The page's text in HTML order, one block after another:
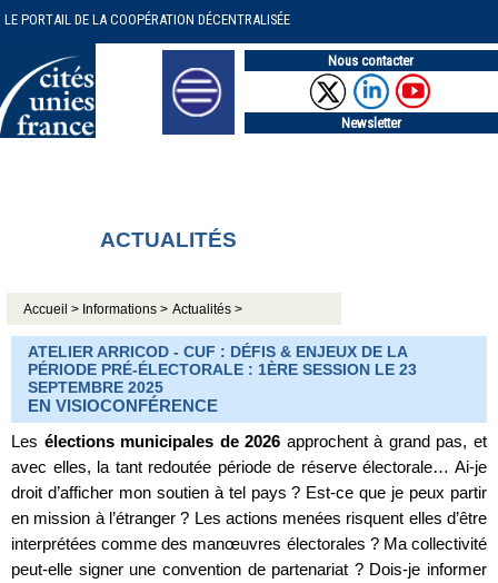
LE PORTAIL DE LA COOPÉRATION DÉCENTRALISÉE
Nous contacter
Newsletter
ACTUALITÉS
Accueil > Informations > Actualités >
ATELIER ARRICOD - CUF : DÉFIS & ENJEUX DE LA
PÉRIODE PRÉ-ÉLECTORALE : 1ÈRE SESSION LE 23
SEPTEMBRE 2025
EN VISIOCONFÉRENCE
Les élections municipales de 2026 approchent à grand pas, et
avec elles, la tant redoutée période de réserve électorale… Ai-je
droit d’afficher mon soutien à tel pays ? Est-ce que je peux partir
en mission à l’étranger ? Les actions menées risquent elles d’être
interprétées comme des manœuvres électorales ? Ma collectivité
peut-elle signer une convention de partenariat ? Dois-je informer